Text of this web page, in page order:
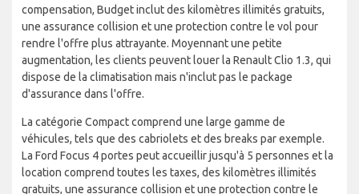
compensation, Budget inclut des kilomètres illimités gratuits,
une assurance collision et une protection contre le vol pour
rendre l'offre plus attrayante. Moyennant une petite
augmentation, les clients peuvent louer la Renault Clio 1.3, qui
dispose de la climatisation mais n'inclut pas le package
d'assurance dans l'offre.
La catégorie Compact comprend une large gamme de
véhicules, tels que des cabriolets et des breaks par exemple.
La Ford Focus 4 portes peut accueillir jusqu'à 5 personnes et la
location comprend toutes les taxes, des kilomètres illimités
gratuits, une assurance collision et une protection contre le